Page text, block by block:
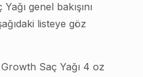
genel bakışını
listeye göz
Saç Yağı 4 oz